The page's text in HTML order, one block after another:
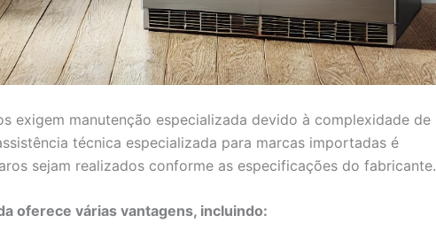
exigem manutenção especializada devido à complexidade de
técnica especializada para marcas importadas é
sejam realizados conforme as especificações do fabricante.
oferece várias vantagens, incluindo: